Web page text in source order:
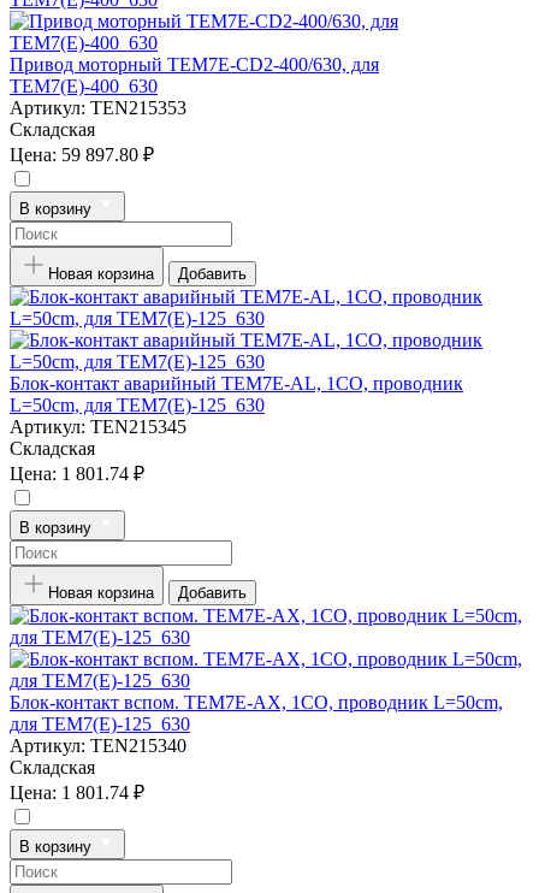
Привод моторный TEM7E-CD2-400/630, для
TEM7(E)-400_630
Артикул: TEN215353
Складская
Цена: 59 897.80 ₽
В корзину
Новая корзина Добавить
Блок-контакт аварийный TEM7E-AL, 1CO, проводник
L=50cm, для TEM7(E)-125_630
Артикул: TEN215345
Складская
Цена: 1 801.74 ₽
В корзину
Новая корзина Добавить
Блок-контакт вспом. TEM7E-AX, 1CO, проводник L=50cm,
для TEM7(E)-125_630
Артикул: TEN215340
Складская
Цена: 1 801.74 ₽
В корзину